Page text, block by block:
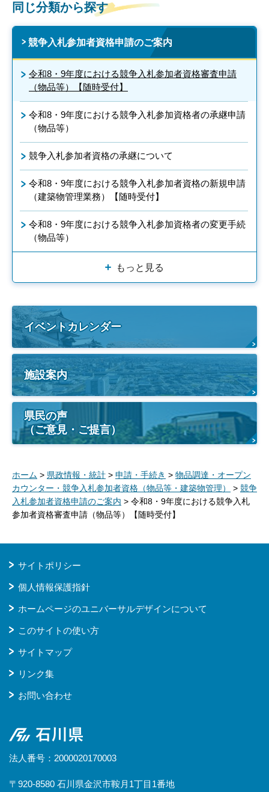
同じ分類から探す
競争入札参加者資格申請のご案内
令和8・9年度における競争入札参加者資格審査申請
（物品等）【随時受付】
令和8・9年度における競争入札参加資格者の承継申請
（物品等）
競争入札参加者資格の承継について
令和8・9年度における競争入札参加者資格の新規申請
（建築物管理業務）【随時受付】
令和8・9年度における競争入札参加資格者の変更手続
（物品等）
もっと見る
イベントカレンダー
施設案内
県民の声
（ご意見・ご提言）
ホーム > 県政情報・統計 > 申請・手続き > 物品調達・オープン
カウンター・競争入札参加者資格（物品等・建築物管理）
> 競争
入札参加者資格申請のご案内 > 令和8・9年度における競争入札
参加者資格審査申請（物品等）【随時受付】
サイトポリシー
個人情報保護指針
ホームページのユニバーサルデザインについて
このサイトの使い方
サイトマップ
リンク集
お問い合わせ
石川県
法人番号：2000020170003
〒920-8580 石川県金沢市鞍月1丁目1番地